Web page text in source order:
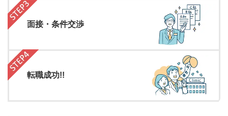
面接・条件交渉
転職成功!!